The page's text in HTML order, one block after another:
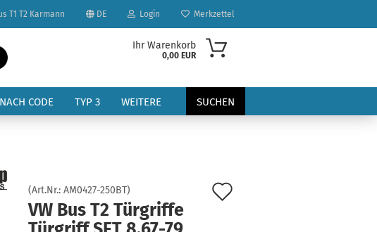
T1 T2 Karmann DE Login
erstellen
Merkzettel
Suche...
Ihr Warenkorb
0,00 EUR
CODE TYP 3 SUCHEN
WEITERE
(Art.Nr.: AM0427-250BT)
VW Bus T2 Türgriffe